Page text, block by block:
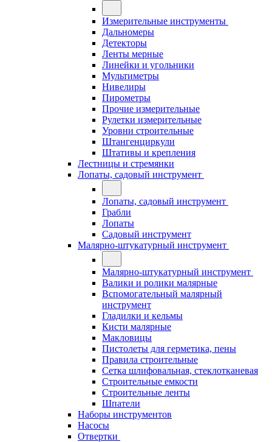
Измерительные инструменты
Дальномеры
Детекторы
Ленты мерные
Линейки и угольники
Мультиметры
Нивелиры
Пирометры
Прочие измерительные
Рулетки измерительные
Уровни строительные
Штангенциркули
Штативы и крепления
Лестницы и стремянки
Лопаты, садовый инструмент
Лопаты, садовый инструмент
Грабли
Лопаты
Садовый инструмент
Малярно-штукатурный инструмент
Малярно-штукатурный инструмент
Валики и ролики малярные
Вспомогательный малярный
инструмент
Гладилки и кельмы
Кисти малярные
Макловицы
Пистолеты для герметика, пены
Правила строительные
Сетка шлифовальная, стеклотканевая
Строительные емкости
Строительные ленты
Шпатели
Наборы инструментов
Насосы
Отвертки